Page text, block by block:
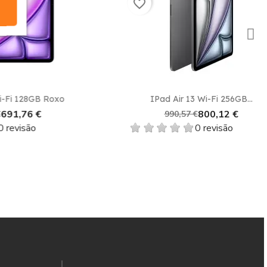
Roxo Vista rápida
IPad Air 13 Wi-Fi 256GB...
800,12 €
0 revisão